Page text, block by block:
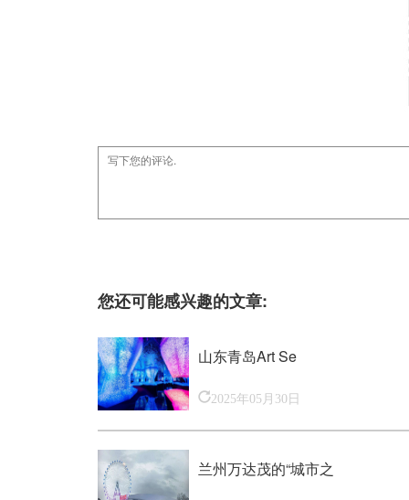
您还可能感兴趣的文章:
山东青岛Art Se
2025年05月30日
兰州万达茂的“城市之